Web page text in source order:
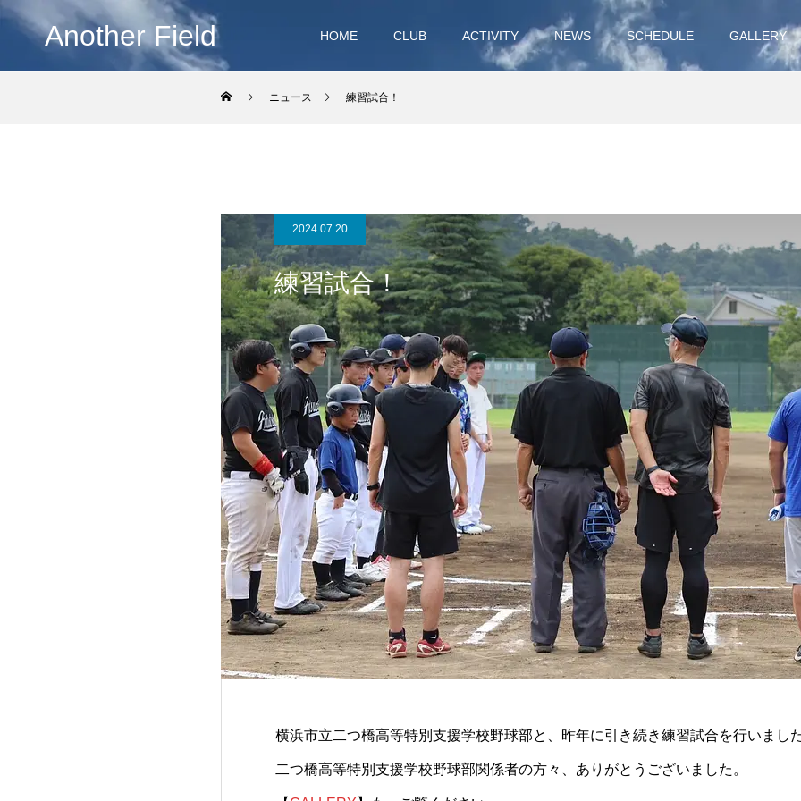
Another Field HOME CLUB ACTIVITY NEWS SCHEDULE GALLERY
ニュース 練習試合！
2024.07.20
練習試合！
横浜市立二つ橋高等特別支援学校野球部と、昨年に引き続き練習試合を行いまし
二つ橋高等特別支援学校野球部関係者の方々、ありがとうございました。